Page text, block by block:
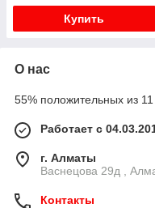
Купить
О нас
55% положительных из 11
Работает с
г. Алматы
Васнецова 29д ,
Контакты